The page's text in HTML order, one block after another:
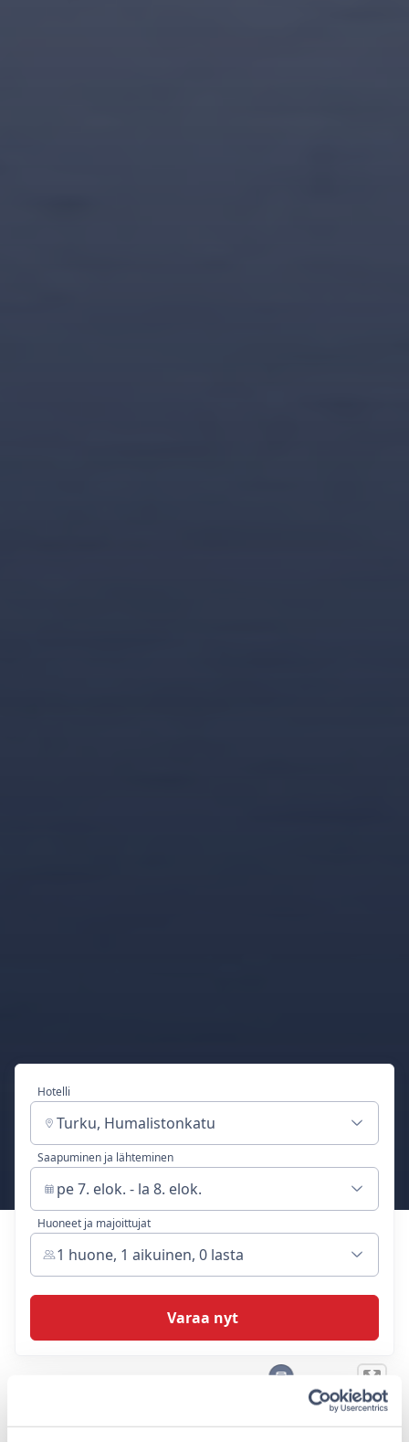
Hotelli
Turku, Humalistonkatu
Saapuminen ja lähteminen
pe 7. elok. - la 8. elok.
Huoneet ja majoittujat
1 huone, 1 aikuinen, 0 lasta
Varaa nyt